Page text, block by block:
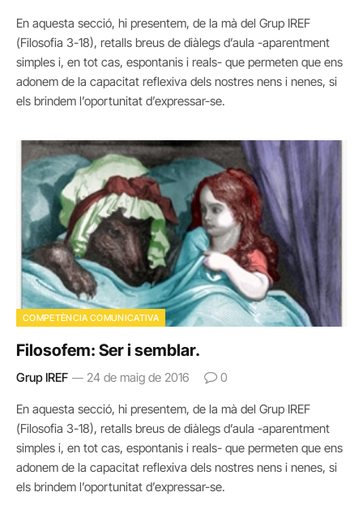
En aquesta secció, hi presentem, de la mà del Grup IREF
(Filosofia 3-18), retalls breus de diàlegs d’aula -aparentment
simples i, en tot cas, espontanis i reals- que permeten que ens
adonem de la capacitat reflexiva dels nostres nens i nenes, si
els brindem l’oportunitat d’expressar-se.
COMPETÈNCIA COMUNICATIVA
Filosofem: Ser i semblar.
Grup IREF 24 de maig de 2016 0
En aquesta secció, hi presentem, de la mà del Grup IREF
(Filosofia 3-18), retalls breus de diàlegs d’aula -aparentment
simples i, en tot cas, espontanis i reals- que permeten que ens
adonem de la capacitat reflexiva dels nostres nens i nenes, si
els brindem l’oportunitat d’expressar-se.